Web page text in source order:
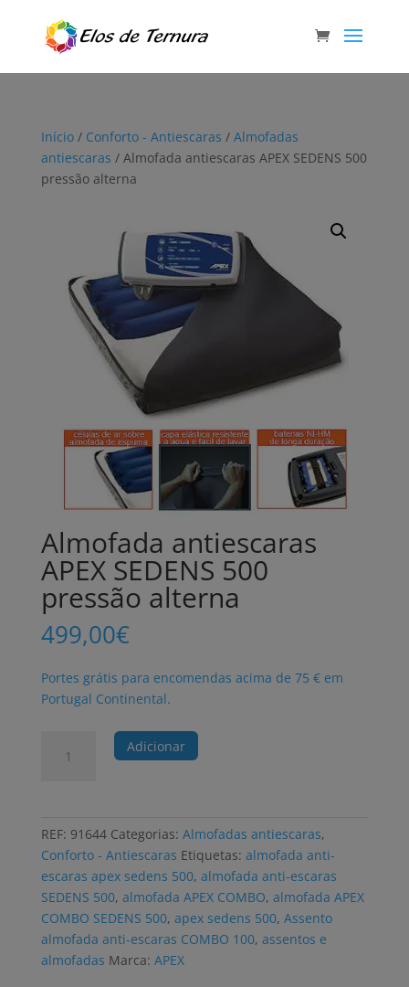
Início/ Conforto - Antiescaras / Almofadas
antiescaras / Almofada antiescaras APEX SEDENS 500
pressão alterna
Almofada antiescaras
APEX SEDENS 500
pressão alterna
499,00€
Portes grátis para encomendas acima de 75 € em
Portugal Continental.
SEDENS
Adicionar
REF: 91644 Categorias: Almofadas antiescaras,
Conforto - Antiescaras Etiquetas: almofada anti-
escaras apex sedens 500, almofada anti-escaras
SEDENS 500, almofada APEX COMBO, almofada APEX
COMBO SEDENS 500, apex sedens 500, Assento
almofada anti-escaras COMBO 100, assentos e
almofadas Marca: APEX